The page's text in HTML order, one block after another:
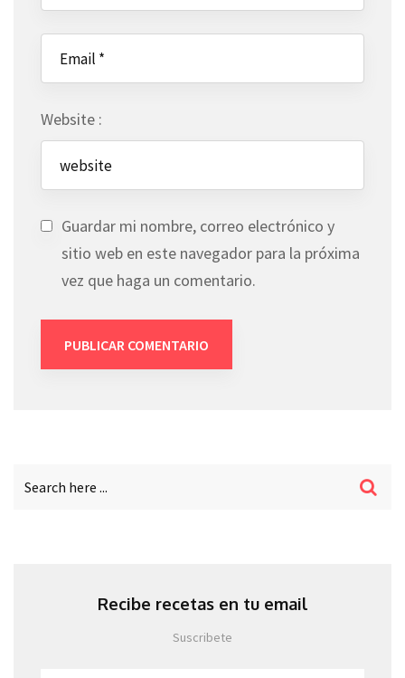
Website :
Guardar mi nombre, correo electrónico y
sitio web en este navegador para la próxima
vez que haga un comentario.
Recibe recetas en tu email
Suscribete